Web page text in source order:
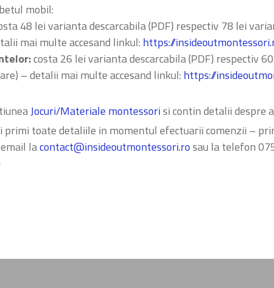
mobil:
48 lei varianta descarcabila (PDF) respectiv 78 lei
mai multe accesand linkul: https://
costa 26 lei varianta descarcabila (PDF) respectiv
– detalii mai multe accesand linkul: https://
Jocuri/Materiale montessorisi contin detalii despre
toate detaliile in momentul efectuarii comenzii –
lacontact@insideoutmontessori.rosau la telefon